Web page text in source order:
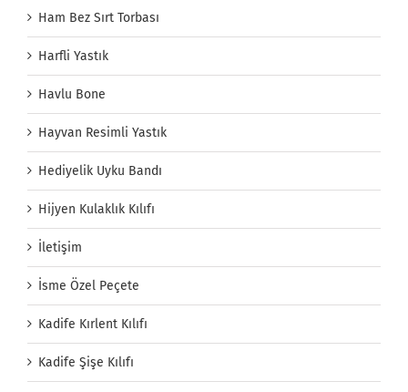
Ham Bez Sırt Torbası
Harfli Yastık
Havlu Bone
Hayvan Resimli Yastık
Hediyelik Uyku Bandı
Hijyen Kulaklık Kılıfı
İletişim
İsme Özel Peçete
Kadife Kırlent Kılıfı
Kadife Şişe Kılıfı